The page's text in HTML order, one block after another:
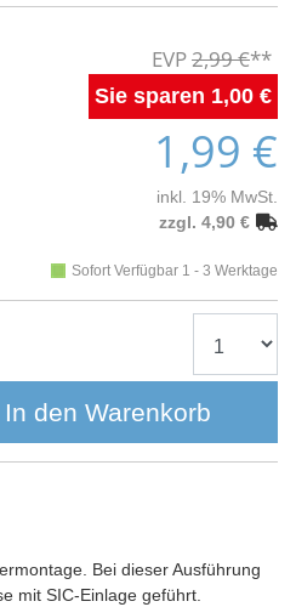
2,99 €
1,00 €
1,99 €
inkl. 19% MwSt.
zzgl. 4,90 €
Sofort Verfügbar 1 - 3 Werktage
In den Warenkorb
Bei dieser Ausführung
mit SIC-Einlage geführt.